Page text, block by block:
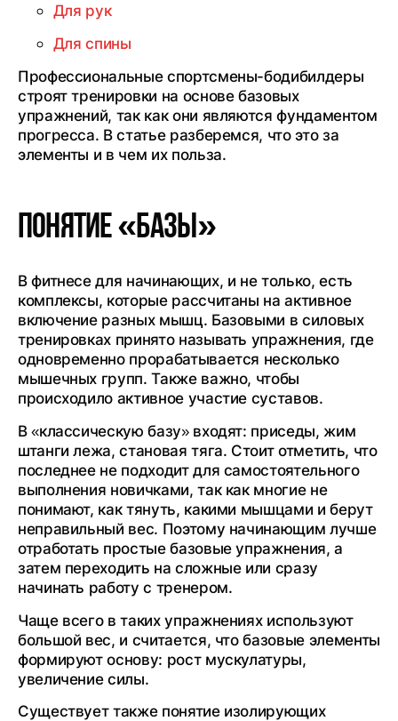
Для рук
Для спины
Профессиональные спортсмены-бодибилдеры
строят тренировки на основе базовых
упражнений, так как они являются фундаментом
прогресса. В статье разберемся, что это за
элементы и в чем их польза.
Понятие «базы»
В фитнесе для начинающих, и не только, есть
комплексы, которые рассчитаны на активное
включение разных мышц. Базовыми в силовых
тренировках принято называть упражнения, где
одновременно прорабатывается несколько
мышечных групп. Также важно, чтобы
происходило активное участие суставов.
В «классическую базу» входят: приседы, жим
штанги лежа, становая тяга. Стоит отметить, что
последнее не подходит для самостоятельного
выполнения новичками, так как многие не
понимают, как тянуть, какими мышцами и берут
неправильный вес. Поэтому начинающим лучше
отработать простые базовые упражнения, а
затем переходить на сложные или сразу
начинать работу с тренером.
Чаще всего в таких упражнениях используют
большой вес, и считается, что базовые элементы
формируют основу: рост мускулатуры,
увеличение силы.
Существует также понятие изолирующих